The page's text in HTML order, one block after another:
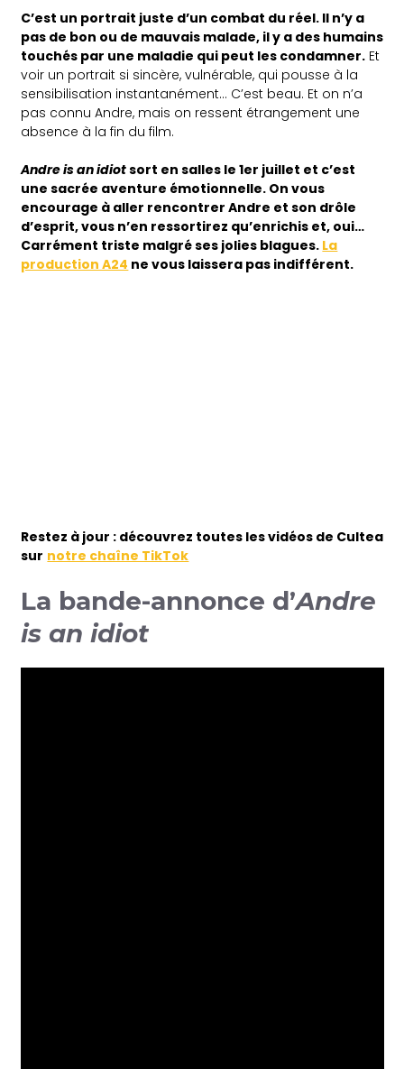
C’est un portrait juste d’un combat du réel. Il n’y a
pas de bon ou de mauvais malade, il y a des humains
touchés par une maladie qui peut les condamner. Et
voir un portrait si sincère, vulnérable, qui pousse à la
sensibilisation instantanément… C’est beau. Et on n’a
pas connu Andre, mais on ressent étrangement une
absence à la fin du film.
Andre is an idiotsort en salles le 1er juillet et c’est
une sacrée aventure émotionnelle. On vous
encourage à aller rencontrer Andre et son drôle
d’esprit, vous n’en ressortirez qu’enrichis et, oui…
Carrément triste malgré ses jolies blagues. La
production A24 ne vous laissera pas indifférent.
Restez à jour : découvrez toutes les vidéos de Cultea
sur notre chaîne TikTok
La bande-annonce d’Andre
is an idiot